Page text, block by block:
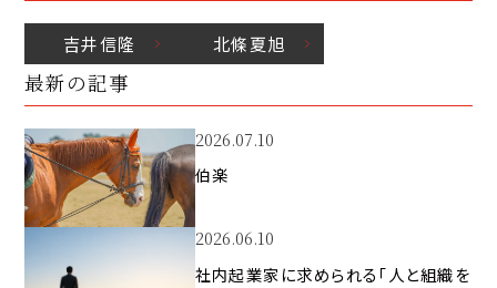
吉井信隆 北條夏旭
最新の記事
2026.07.10
伯楽
2026.06.10
社内起業家に求められる「人と組織を